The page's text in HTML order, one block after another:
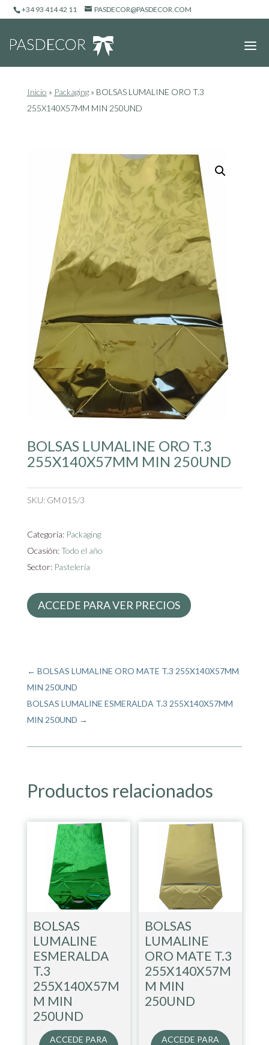
+34 93 414 42 11 PASDECOR@PASDECOR.COM
Inicio » Packaging» BOLSAS LUMALINE ORO T.3
255X140X57MM MIN 250UND
BOLSAS LUMALINE ORO T.3
255X140X57MM MIN 250UND
SKU: GM 015/3
Categoría: Packaging
Ocasión:Todo el año
Sector: Pastelería
ACCEDE PARA VER PRECIOS
← BOLSAS LUMALINE ORO MATE T.3 255X140X57MM
MIN 250UND
BOLSAS LUMALINE ESMERALDA T.3 255X140X57MM
MIN 250UND →
Productos relacionados
BOLSAS
LUMALINE
ESMERALDA
T.3
255X140X57M
M MIN
250UND
ACCEDE PARA
BOLSAS
LUMALINE
ORO MATE T.3
255X140X57M
M MIN
250UND
ACCEDE PARA